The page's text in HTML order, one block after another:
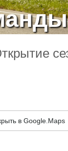
в Google.Maps